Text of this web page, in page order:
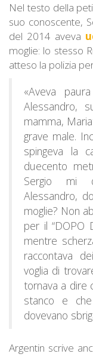
Nel testo della
suo conoscente,
del 2014 aveva
moglie: lo stesso
atteso la polizia
«Aveva
Alessandro,
mamma,
grave male.
spingeva la
duecento
Sergio mi
Alessandro,
moglie? Non
per il “DOPO
mentre
raccontava
voglia di
tornava a dire
stanco e
dovevano
Argentin scrive